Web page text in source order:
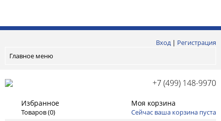
Вход| Регистрация
Главное меню
+7 (499) 148-9970
Избранное
Товаров (0)
Моя корзина
Сейчас ваша корзина пуста